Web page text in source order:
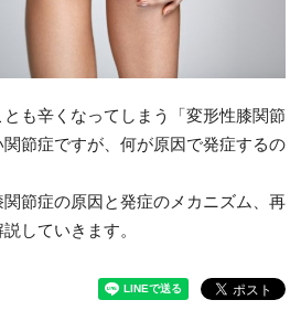
も辛くなってしまう「変形性膝関節
節症ですが、何が原因で発症するの
節症の原因と発症のメカニズム、再
していきます。